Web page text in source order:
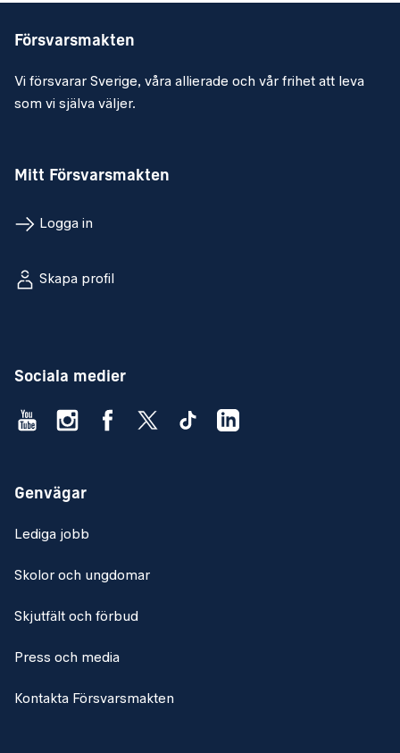
Försvarsmakten
Vi försvarar Sverige, våra allierade och vår frihet att leva
som vi själva väljer.
Mitt Försvarsmakten
Logga in
Skapa profil
Sociala medier
Genvägar
Lediga jobb
Skolor och ungdomar
Skjutfält och förbud
Press och media
Kontakta Försvarsmakten